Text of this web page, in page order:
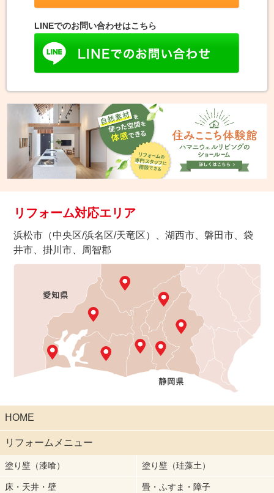
LINEでのお問い合わせはこちら
リフォーム対応エリア
浜松市（中央区/浜名区/天竜区）、湖西市、磐田市、袋
井市、掛川市、周智郡
HOME
リフォームメニュー
塗り壁（漆喰） 塗り壁（珪藻土）
床・天井・壁 畳・ふすま・障子